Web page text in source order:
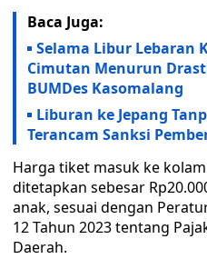
Baca Juga:
Selama Libur Lebaran
Cimutan Menurun
BUMDes Kasomalang
Liburan ke Jepang
Terancam Sanksi
Harga tiket masuk ke
ditetapkan sebesar
anak, sesuai dengan
12 Tahun 2023 tentang
Daerah.